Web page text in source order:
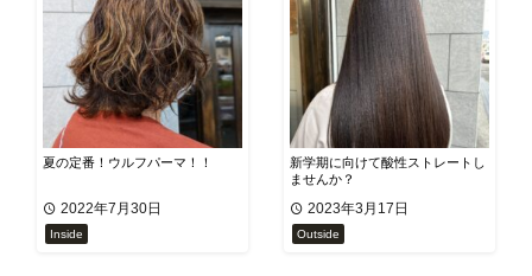
夏の定番！ウルフパーマ！！
2022年7月30日
Inside
新学期に向けて酸性ストレートし
ませんか？
2023年3月17日
Outside